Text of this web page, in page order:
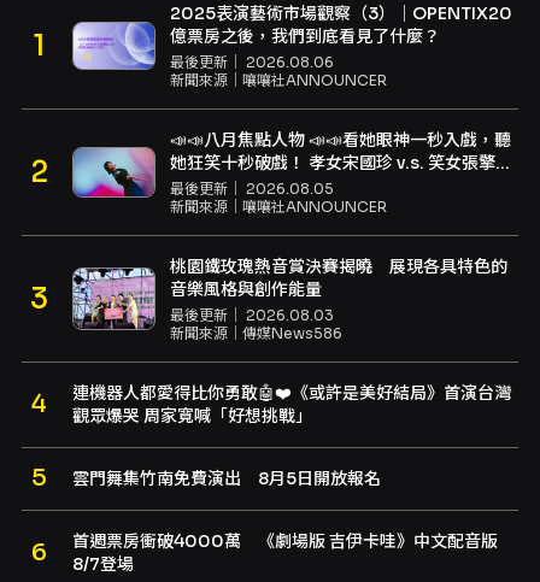
2025表演藝術市場觀察（3）｜OPENTIX20
億票房之後，我們到底看見了什麼？
最後更新｜ 2026.08.06
新聞來源｜ 嚷嚷社ANNOUNCER
📣📣八月焦點人物 📣📣看她眼神一秒入戲，聽
她狂笑十秒破戲！ 孝女宋國珍 v.s. 笑女張擎
佳：本是同根生，相約壓車別太急
最後更新｜ 2026.08.05
新聞來源｜ 嚷嚷社ANNOUNCER
桃園鐵玫瑰熱音賞決賽揭曉 展現各具特色的
音樂風格與創作能量
最後更新｜ 2026.08.03
新聞來源｜ 傳媒News586
連機器人都愛得比你勇敢🤖❤️《或許是美好結局》首演台灣
觀眾爆哭 周家寬喊「好想挑戰」
雲門舞集竹南免費演出 8月5日開放報名
首週票房衝破4000萬 《劇場版 吉伊卡哇》中文配音版
8/7登場